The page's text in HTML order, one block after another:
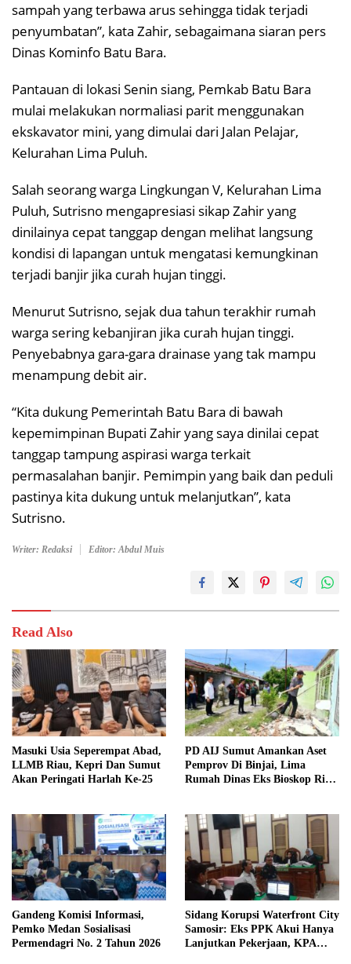
sampah yang terbawa arus sehingga tidak terjadi
penyumbatan”, kata Zahir, sebagaimana siaran pers
Dinas Kominfo Batu Bara.
Pantauan di lokasi Senin siang, Pemkab Batu Bara
mulai melakukan normaliasi parit menggunakan
ekskavator mini, yang dimulai dari Jalan Pelajar,
Kelurahan Lima Puluh.
Salah seorang warga Lingkungan V, Kelurahan Lima
Puluh, Sutrisno mengapresiasi sikap Zahir yang
dinilainya cepat tanggap dengan melihat langsung
kondisi di lapangan untuk mengatasi kemungkinan
terjadi banjir jika curah hujan tinggi.
Menurut Sutrisno, sejak dua tahun terakhir rumah
warga sering kebanjiran jika curah hujan tinggi.
Penyebabnya gara-gara drainase yang tak mampu
menampung debit air.
“Kita dukung Pemerintah Batu Bara di bawah
kepemimpinan Bupati Zahir yang saya dinilai cepat
tanggap tampung aspirasi warga terkait
permasalahan banjir. Pemimpin yang baik dan peduli
pastinya kita dukung untuk melanjutkan”, kata
Sutrisno.
Writer: Redaksi Editor: Abdul Muis
Read Also
Masuki Usia Seperempat Abad,
LLMB Riau, Kepri Dan Sumut
Akan Peringati Harlah Ke-25
PD AIJ Sumut Amankan Aset
Pemprov Di Binjai, Lima
Rumah Dinas Eks Bioskop Ria
Gandeng Komisi Informasi,
Pemko Medan Sosialisasi
Permendagri No. 2 Tahun 2026
Sidang Korupsi Waterfront City
Samosir: Eks PPK Akui Hanya
Lanjutkan Pekerjaan, KPA